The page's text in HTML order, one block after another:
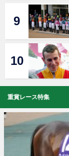
重賞レース特集